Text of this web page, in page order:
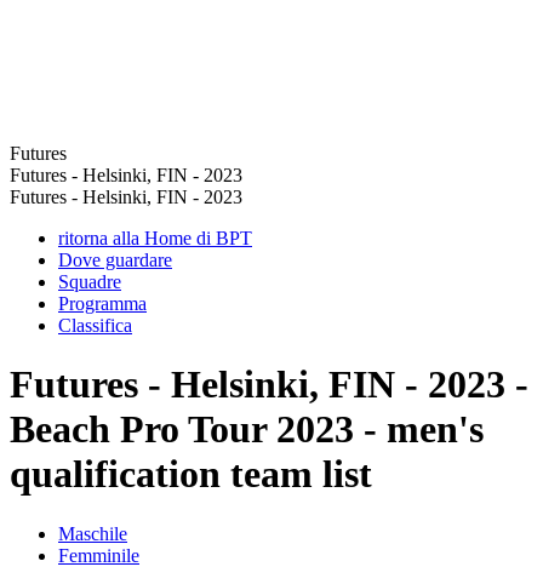
Futures
Futures - Helsinki, FIN - 2023
Futures - Helsinki, FIN - 2023
ritorna alla Home di BPT
Dove guardare
Squadre
Programma
Classifica
Futures - Helsinki, FIN - 2023 -
Beach Pro Tour 2023 - men's
qualification team list
Maschile
Femminile